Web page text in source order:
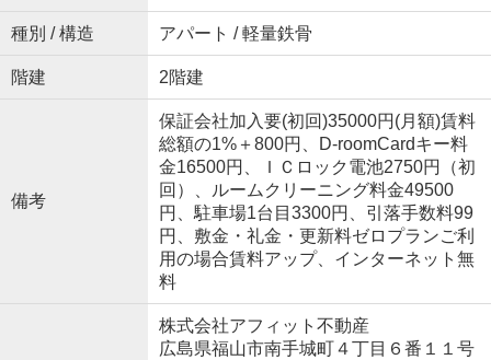
種別 / 構造 アパート / 軽量鉄骨
階建 2階建
備考
保証会社加入要(初回)35000円(月額)賃料
総額の1%＋800円、D-roomCardキー料
金16500円、ＩＣロック電池2750円（初
回）、ルームクリーニング料金49500
円、駐車場1台目3300円、引落手数料99
円、敷金・礼金・更新料ゼロプランご利
用の場合賃料アップ、インターネット無
料
株式会社アフィット不動産
広島県福山市南手城町４丁目６番１１号